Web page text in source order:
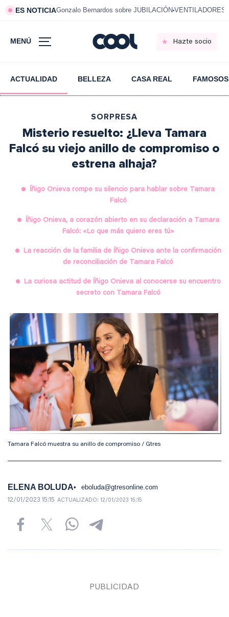
ES NOTICIAGonzalo Bernardos sobre JUBILACIÓN VENTILADORES
MENÚ Hazte socio
ACTUALIDAD BELLEZA CASA REAL FAMOSOS
SORPRESA
Misterio resuelto: ¿Lleva Tamara
Falcó su viejo anillo de compromiso o
estrena alhaja?
Íñigo Onieva rompe su silencio para hablar sobre Tamara
Falcó
Íñigo Onieva, a corazón abierto en su declaración a Tamara
Falcó: «Lo que más quiero eres tú»
La reacción de la familia de Íñigo Onieva ante la confirmación
de reconciliación de Tamara Falcó
La curiosa actitud de Íñigo Onieva al conocerse su encuentro
secreto con Tamara Falcó
Tamara Falcó muestra su anillo de compromiso / Gtres
ELENA BOLUDA eboluda@gtresonline.com
12/01/2023 15:15 ACTUALIZADO: 12/01/2023 15:15